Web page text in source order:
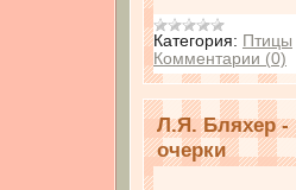
Категория: Птицы
Комментарии (0)
Л.Я. Бляхер -
очерки